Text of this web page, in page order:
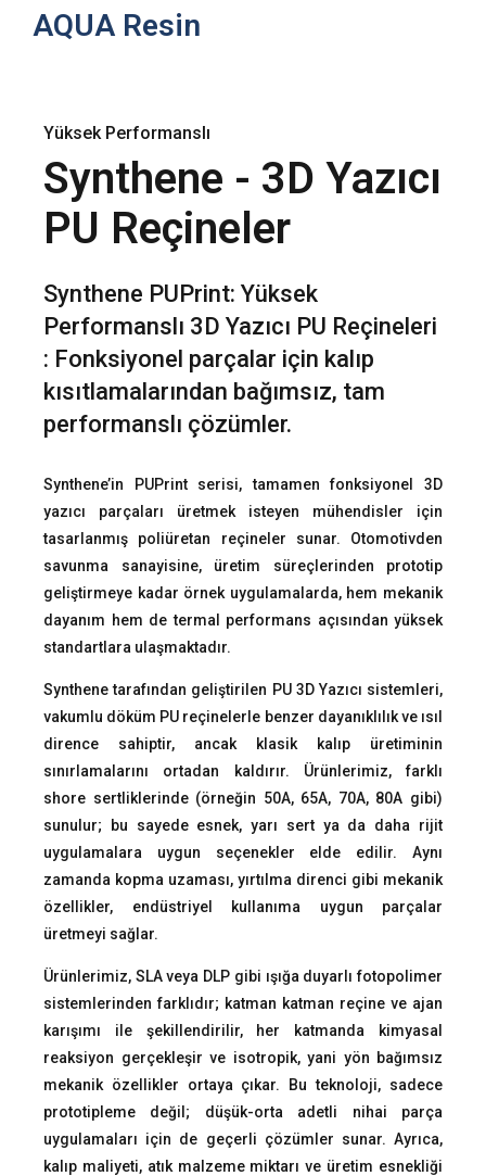
AQUA Resin
Yüksek Performanslı
Synthene - 3D Yazıcı
PU Reçineler
Synthene PUPrint: Yüksek
Performanslı 3D Yazıcı PU Reçineleri
: Fonksiyonel parçalar için kalıp
kısıtlamalarından bağımsız, tam
performanslı çözümler.
Synthene’in PUPrint serisi, tamamen fonksiyonel 3D
yazıcı parçaları üretmek isteyen mühendisler için
tasarlanmış poliüretan reçineler sunar. Otomotivden
savunma sanayisine, üretim süreçlerinden prototip
geliştirmeye kadar örnek uygulamalarda, hem mekanik
dayanım hem de termal performans açısından yüksek
standartlara ulaşmaktadır.
Synthene tarafından geliştirilen PU 3D Yazıcı sistemleri,
vakumlu döküm PU reçinelerle benzer dayanıklılık ve ısıl
dirence sahiptir, ancak klasik kalıp üretiminin
sınırlamalarını ortadan kaldırır. Ürünlerimiz, farklı
shore sertliklerinde (örneğin 50A, 65A, 70A, 80A gibi)
sunulur; bu sayede esnek, yarı sert ya da daha rijit
uygulamalara uygun seçenekler elde edilir. Aynı
zamanda kopma uzaması, yırtılma direnci gibi mekanik
özellikler, endüstriyel kullanıma uygun parçalar
üretmeyi sağlar.
Ürünlerimiz, SLA veya DLP gibi ışığa duyarlı fotopolimer
sistemlerinden farklıdır; katman katman reçine ve ajan
karışımı ile şekillendirilir, her katmanda kimyasal
reaksiyon gerçekleşir ve isotropik, yani yön bağımsız
mekanik özellikler ortaya çıkar. Bu teknoloji, sadece
prototipleme değil; düşük-orta adetli nihai parça
uygulamaları için de geçerli çözümler sunar. Ayrıca,
kalıp maliyeti, atık malzeme miktarı ve üretim esnekliği